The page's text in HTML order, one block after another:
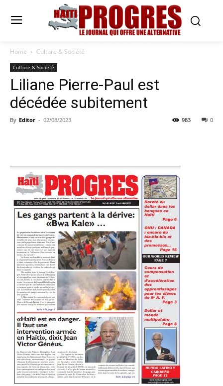
Home Culture & Société
Culture & Société
Liliane Pierre-Paul est
décédée subitement
By Editor - 02/08/2023 0
983